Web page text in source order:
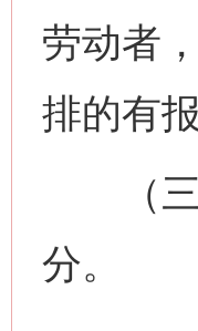
劳动者
排的有
（三
分。
这是一记